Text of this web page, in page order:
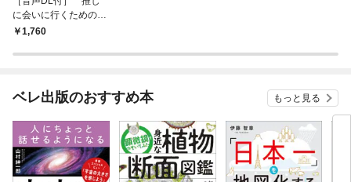
に会いに行くための韓
国語1,760
ベレ出版のおすすめ本 もっと見る